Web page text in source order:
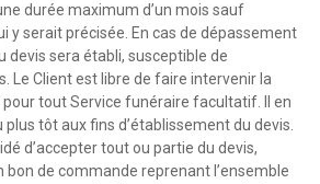
durée maximum d’un mois sauf
y serait précisée. En cas de dépassement
devis sera établi, susceptible de
Le Client est libre de faire intervenir la
pour tout Service funéraire facultatif. Il en
tôt aux fins d’établissement du devis.
d’accepter tout ou partie du devis,
bon de commande reprenant l’ensemble